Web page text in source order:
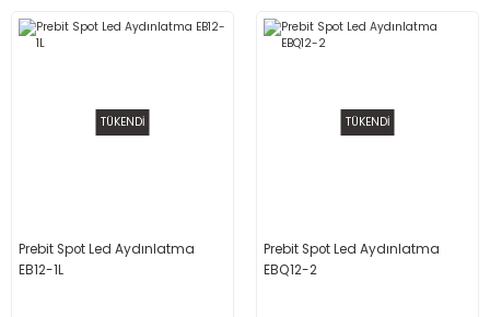
TÜKENDİ
Prebit Spot Led Aydınlatma
EB12-1L
TÜKENDİ
Prebit Spot Led Aydınlatma
EBQ12-2